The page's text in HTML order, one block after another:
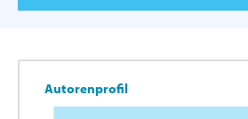
Autorenprofil